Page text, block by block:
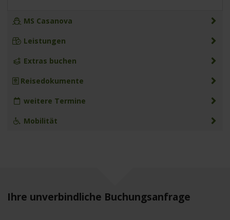
MS Casanova
Leistungen
Extras buchen
Reisedokumente
weitere Termine
Mobilität
Ihre unverbindliche Buchungsanfrage